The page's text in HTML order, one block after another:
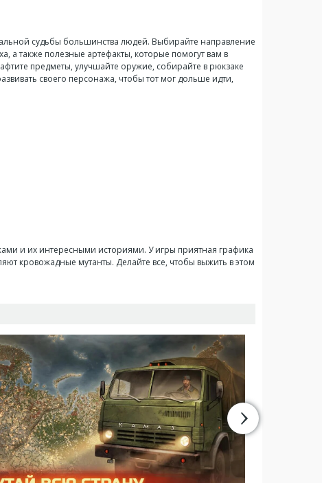
судьбы большинства людей. Выбирайте направление
а также полезные артефакты, которые помогут вам в
предметы, улучшайте оружие, собирайте в рюкзаке
своего персонажа, чтобы тот мог дольше идти,
и их интересными историями. У игры приятная графика
кровожадные мутанты. Делайте все, чтобы выжить в этом